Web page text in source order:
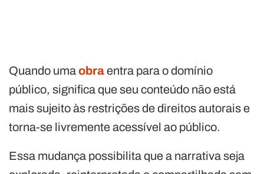
Quando umaobraentra para o domínio
público, significa que seu conteúdo não está
mais sujeito às restrições de direitos autorais e
torna-se livremente acessível ao público.
Essa mudança possibilita que a narrativa seja